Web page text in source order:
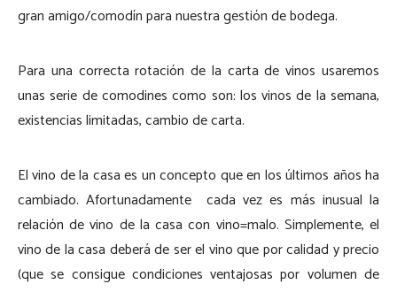
gran amigo/comodín para nuestra gestión de bodega.
Para una correcta rotación de la carta de vinos usaremos
unas serie de comodines como son: los vinos de la semana,
existencias limitadas, cambio de carta.
El vino de la casa es un concepto que en los últimos años ha
cambiado. Afortunadamente cada vez es más inusual la
relación de vino de la casa con vino=malo. Simplemente, el
vino de la casa deberá de ser el vino que por calidad y precio
(que se consigue condiciones ventajosas por volumen de